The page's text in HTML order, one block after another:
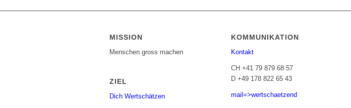
MISSION
Menschen gross machen
ZIEL
Dich Wertschätzen
KOMMUNIKATION
Kontakt
CH +41 79 879 68 57
D +49 178 822 65 43
mail=>wertschaetzend